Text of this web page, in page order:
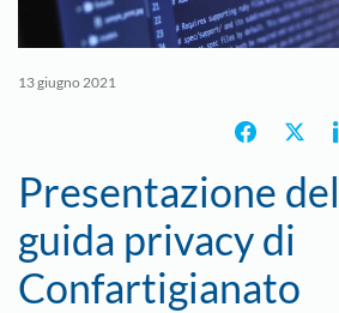
13 giugno 2021
Presentazione
guida privacy di
Confartigianato